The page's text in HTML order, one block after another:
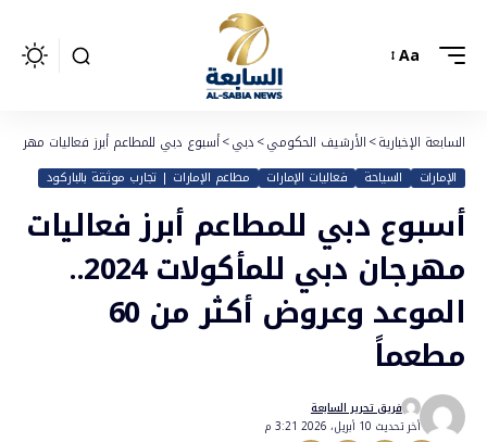
Aa
السابعة الإخبارية>الأرشيف الحكومي>دبي>أسبوع دبي للمطاعم أبرز فعاليات مهرجان دبي للمأكولات 2024..
الإمارات السياحة فعاليات الإمارات مطاعم الإمارات | تجارب موثقة بالباركود
أسبوع دبي للمطاعم أبرز فعاليات
مهرجان دبي للمأكولات 2024..
الموعد وعروض أكثر من 60
مطعماً
أخر تحديث 10 أبريل، 2026 3:21 م
فريق تحرير السابعة